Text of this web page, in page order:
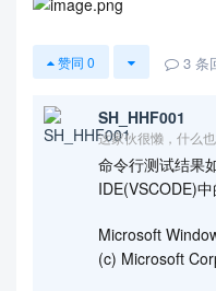
赞同 0 3 条
SH_HHF001
这家伙很懒，什么也
命令行测试结果
IDE(VSCODE)中
Microsoft
(c) Microsoft